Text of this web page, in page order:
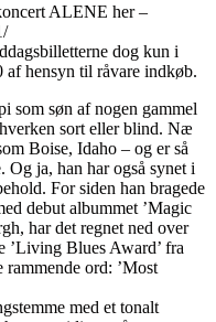
ALENE her –
dog kun i
hensyn til råvare indkøb.
som søn af nogen gammel
sort eller blind. Næ
Boise, Idaho – og er så
ja, han har også synet i
For siden han bragede
debut albummet ’Magic
har det regnet ned over
’Living Blues Award’ fra
ord: ’Most
med et tonalt